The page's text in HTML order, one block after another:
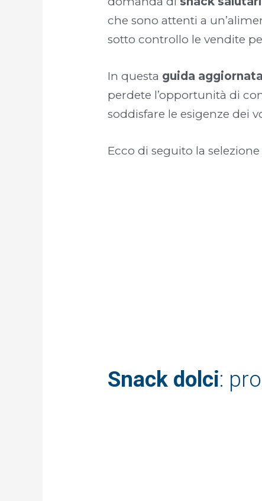
che sono attenti a
sotto controllo le vendite
In questa guida aggiornata
perdete l’opportunità di
soddisfare le esigenze dei
Ecco di seguito la
Snack dolci: